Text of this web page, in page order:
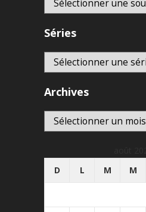
Séries
Archives
Archives
D
L M M